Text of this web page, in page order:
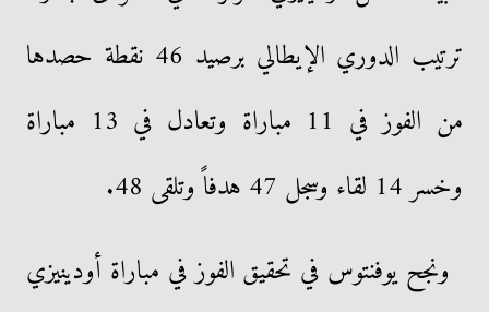
ترتيب الدوري الإيطالي برصيد 46 نقطة حصدها
من الفوز في 11 مباراة وتعادل في 13 مباراة
وخسر 14 لقاء وسجل 47 هدفاً وتلقى 48.
ونجح يوفنتوس في تحقيق الفوز في مباراة أودينيزي